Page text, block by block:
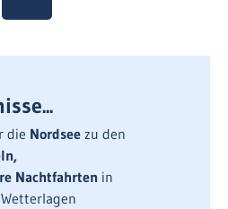
die Nordsee zu den
Nachtfahrten in